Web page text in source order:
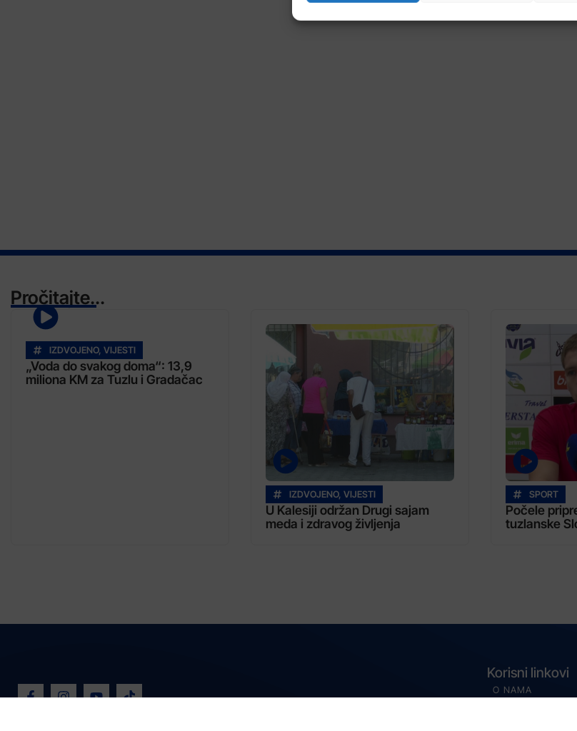
Pročitajte...
IZDVOJENO, VIJESTI
„Voda do svakog doma“: 13,9
miliona KM za Tuzlu i Gradačac
IZDVOJENO, VIJESTI
U Kalesiji održan Drugi sajam
meda i zdravog življenja
SPORT
Počele
tuzlanske
Korisni linkovi
O NAMA